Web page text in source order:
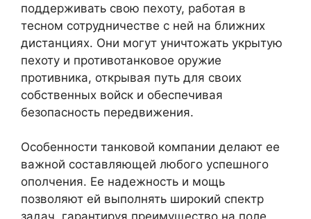
поддерживать свою пехоту, работая в
тесном сотрудничестве с ней на ближних
дистанциях. Они могут уничтожать укрытую
пехоту и противотанковое оружие
противника, открывая путь для своих
собственных войск и обеспечивая
безопасность передвижения.
Особенности танковой компании делают ее
важной составляющей любого успешного
ополчения. Ее надежность и мощь
позволяют ей выполнять широкий спектр